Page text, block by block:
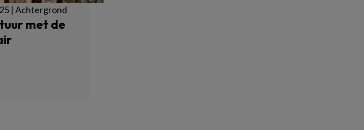
| Achtergrond
met de